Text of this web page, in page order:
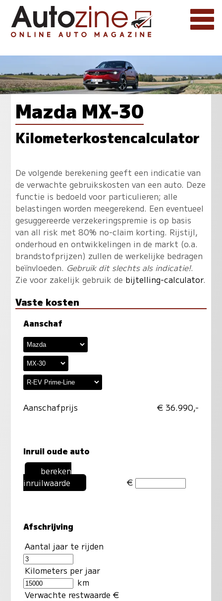
Mazda MX-30
Kilometerkostencalculator
De volgende berekening geeft een indicatie van
de verwachte gebruikskosten van een auto. Deze
functie is bedoeld voor particulieren; alle
belastingen worden meegerekend. Een eventueel
gesuggereerde verzekeringspremie is op basis
van all risk met 80% no-claim korting. Rijstijl,
onderhoud en ontwikkelingen in de markt (o.a.
brandstofprijzen) zullen de werkelijke bedragen
beïnvloeden. Gebruik dit slechts als indicatie!.
Zie voor zakelijk gebruik de bijtelling-calculator.
Vaste kosten
Aanschaf
Aanschafprijs € 36.990,-
Inruil oude auto
bereken
inruilwaarde
€
Afschrijving
Aantal jaar te rijden
Kilometers per jaar
km
Verwachte restwaarde €